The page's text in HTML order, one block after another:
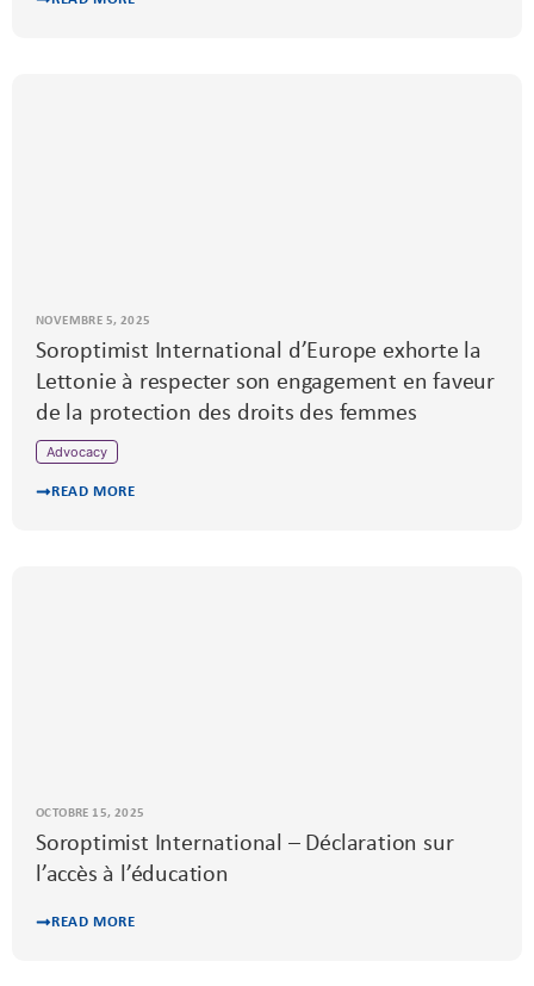
NOVEMBRE 5, 2025
Soroptimist International d’Europe exhorte la
Lettonie à respecter son engagement en faveur
de la protection des droits des femmes
Advocacy
READ MORE
OCTOBRE 15, 2025
Soroptimist International – Déclaration sur
l’accès à l’éducation
READ MORE